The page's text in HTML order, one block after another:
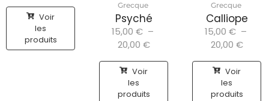
Voir
les
produits
Grecque
Psyché
15,00 € –
20,00 €
Voir
les
produits
Grecque
Calliope
15,00 € –
20,00 €
Voir
les
produits